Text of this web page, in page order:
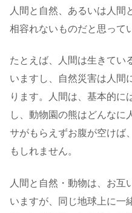
人間と自然、あるいは人間
相容れないものだと思って
たとえば、人間は生きてい
いますし、自然災害は人間
ります。人間は、基本的に
し、動物園の熊はどんなに
サがもらえずお腹が空けば
もしれません。
人間と自然・動物は、お互
いますが、同じ地球上に一